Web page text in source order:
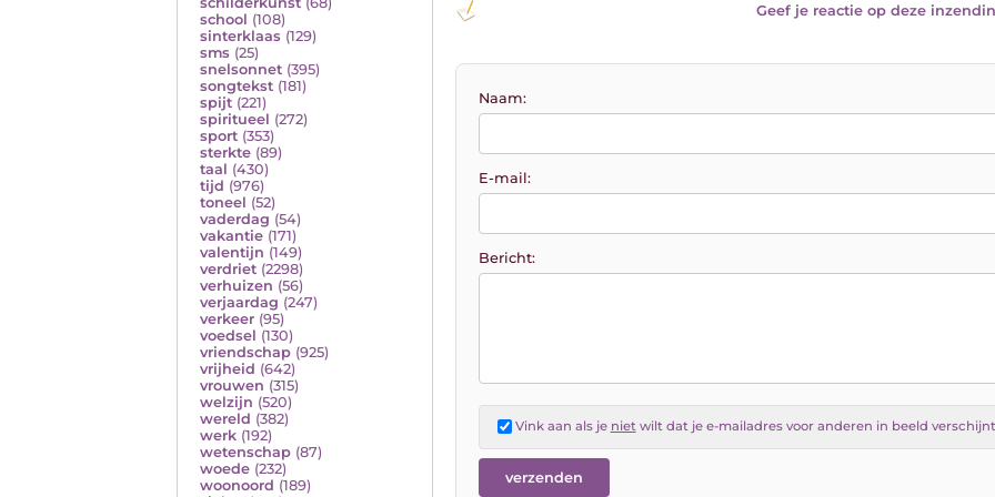
school (108)
sinterklaas (129)
sms (25)
snelsonnet (395)
songtekst (181)
spijt (221)
spiritueel (272)
sport (353)
sterkte (89)
taal (430)
tijd (976)
toneel (52)
vaderdag (54)
vakantie (171)
valentijn (149)
verdriet (2298)
verhuizen (56)
verjaardag (247)
verkeer (95)
voedsel (130)
vriendschap (925)
vrijheid (642)
vrouwen (315)
welzijn (520)
wereld (382)
werk (192)
wetenschap (87)
woede (232)
woonoord (189)
Geef je reactie op deze
Naam:
E-mail:
Bericht:
Vink aan als je nietwilt dat je e-mailadres voor anderen in beeld verschijnt